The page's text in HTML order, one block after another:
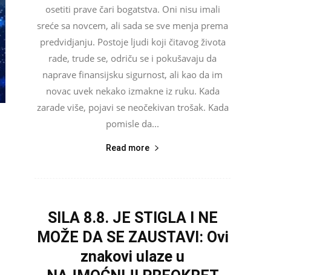
osetiti prave čari bogatstva. Oni nisu imali
sreće sa novcem, ali sada se sve menja prema
predvidjanju. Postoje ljudi koji čitavog života
rade, trude se, odriču se i pokušavaju da
naprave finansijsku sigurnost, ali kao da im
novac uvek nekako izmakne iz ruku. Kada
zarade više, pojavi se neočekivan trošak. Kada
pomisle da...
Read more
SILA 8.8. JE STIGLA I NE
MOŽE DA SE ZAUSTAVI: Ovi
znakovi ulaze u